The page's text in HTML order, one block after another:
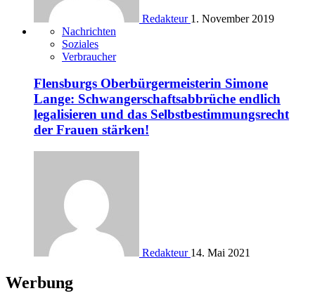
Redakteur 1. November 2019
Nachrichten
Soziales
Verbraucher
Flensburgs Oberbürgermeisterin Simone
Lange: Schwangerschaftsabbrüche endlich
legalisieren und das Selbstbestimmungsrecht
der Frauen stärken!
Redakteur 14. Mai 2021
Werbung